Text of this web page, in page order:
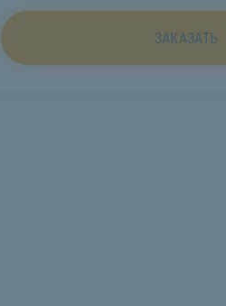
ЗАКАЗАТЬ